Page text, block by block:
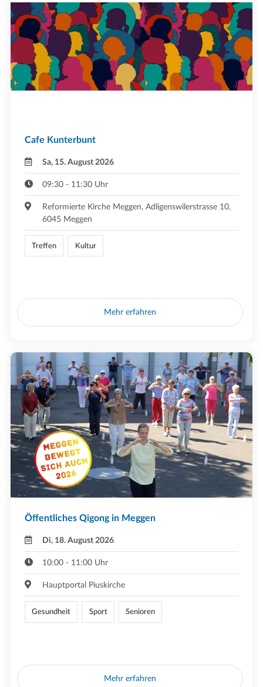
Cafe Kunterbunt
Sa, 15. August 2026
09:30 - 11:30 Uhr
Reformierte Kirche Meggen, Adligenswilerstrasse 10,
6045 Meggen
Treffen Kultur
Mehr erfahren
Öffentliches Qigong in Meggen
Di, 18. August 2026
10:00 - 11:00 Uhr
Hauptportal Piuskirche
Gesundheit Sport Senioren
Mehr erfahren